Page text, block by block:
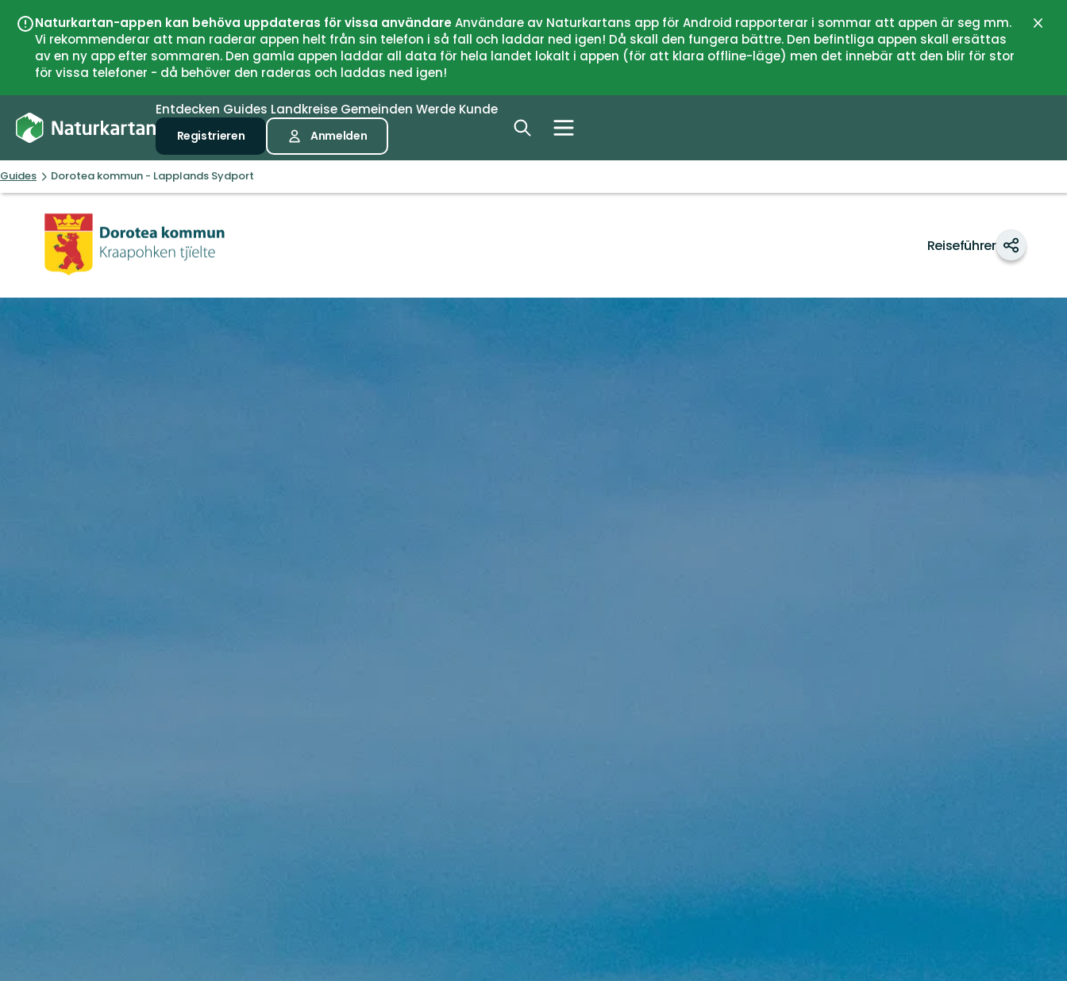
Naturkartan-appen kan behöva uppdateras för vissa användareAnvändare av Naturkartans app för Android rapporterar i sommar att appen är seg mm.
Vi rekommenderar att man raderar appen helt från sin telefon i så fall och laddar ned igen! Då skall den fungera bättre. Den befintliga appen skall ersättas
av en ny app efter sommaren. Den gamla appen laddar all data för hela landet lokalt i appen (för att klara offline-läge) men det innebär att den blir för stor
för vissa telefoner - då behöver den raderas och laddas ned igen!
Entdecken Guides Landkreise Gemeinden Werde Kunde
Registrieren Anmelden
Guides Dorotea kommun - Lapplands Sydport
Reiseführer Teilen